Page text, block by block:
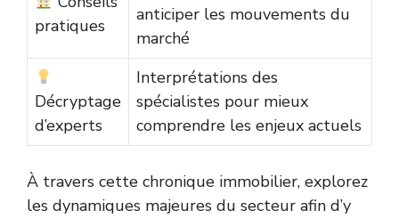
pratiques
anticiper les mouvements du
marché
Décryptage
d’experts
Interprétations des
spécialistes pour mieux
comprendre les enjeux actuels
À travers cette chronique immobilier, explorez
les dynamiques majeures du secteur afin d’y